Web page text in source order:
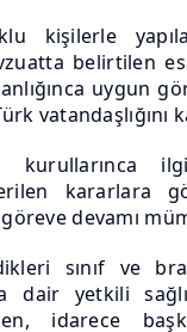
kişilerle
belirtilen
uygun
vatandaşlığını
kararlara
devamı
sınıf ve
dair yetkili
idarece